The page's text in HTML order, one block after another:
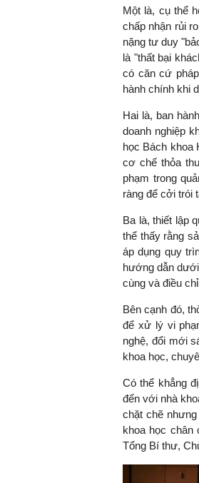
Một là, cụ thể
chấp nhận rủi
nặng tư duy
là "thất bại
có căn cứ
hành chính khi
Hai là, ban
doanh nghiệp
học Bách khoa
cơ chế thỏa
phạm trong
ràng để cởi trói
Ba là, thiết lập
thể thấy rằng
áp dụng quy
hướng dẫn
cùng và điều
Bên cạnh đó,
để xử lý vi
nghệ, đổi mới
khoa học,
Có thể khẳng
đến với nhà
chặt chẽ
khoa học chân
Tổng Bí thư,